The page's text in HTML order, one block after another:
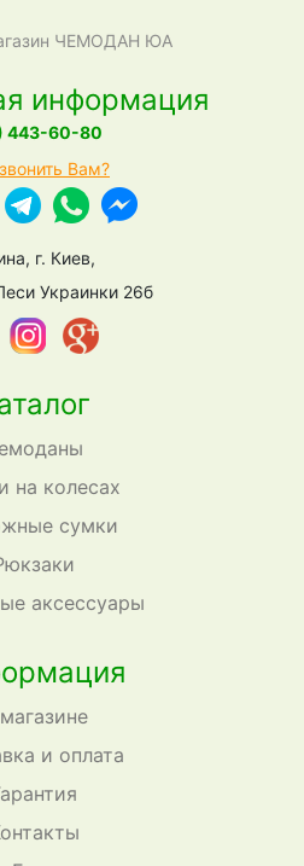
ЧЕМОДАН ЮА
на колесах
сумки
аксессуары
и оплата
информация
443-60-80
Вам?
г. Киев,
Украинки 26б